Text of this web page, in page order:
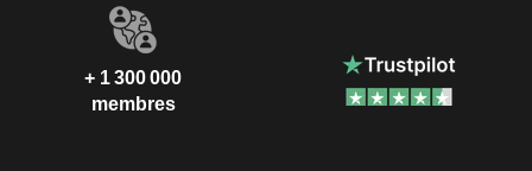
+ 1 300 000
membres